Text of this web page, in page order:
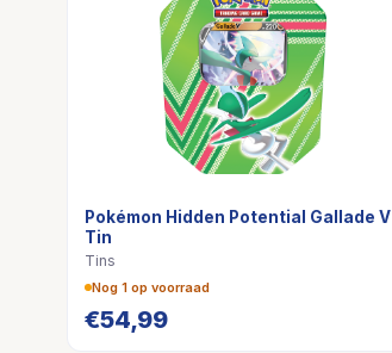
Pokémon Hidden Potential Gallade V
Tin
Tins
Nog 1 op voorraad
€54,99